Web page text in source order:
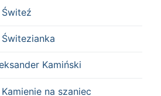
Świteź
Świtezianka
Kamiński
Kamienie na szaniec